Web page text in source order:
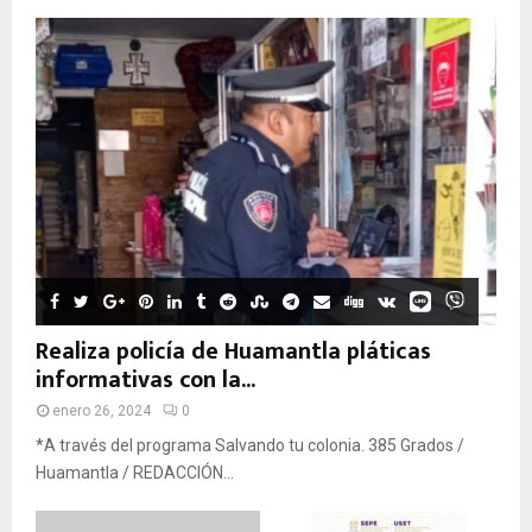
Realiza policía de Huamantla pláticas
informativas con la...
enero 26, 2024 0
*A través del programa Salvando tu colonia. 385 Grados /
Huamantla / REDACCIÓN...